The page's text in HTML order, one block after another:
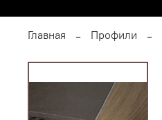
Главная Профили